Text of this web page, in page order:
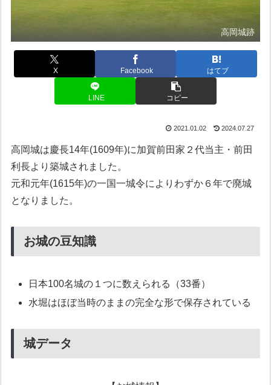
高岡城跡
X Facebook はてブ
LINE コピー
2021.01.02 2024.07.27
高岡城は慶長14年(1609年)に加賀前田家２代当主・前田
利長より築城されました。
元和元年(1615年)の一国一城令によりわずか６年で廃城
となりました。
お城の豆知識
日本100名城の１つに数えられる（33番）
水堀はほぼ当時のままの完全な形で保存されている
城データ